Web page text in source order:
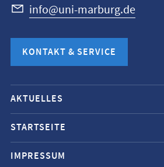
info@uni-marburg.de
KONTAKT & SERVICE
Mobile-
Service-
Navigation
und
Social
AKTUELLES
STARTSEITE
IMPRESSUM